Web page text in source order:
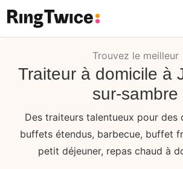
Ring Twice
Trouvez le meilleur
Traiteur à domicile à
sur-sambre
Des traiteurs talentueux pour des
buffets étendus, barbecue, buffet
petit déjeuner, repas chaud à